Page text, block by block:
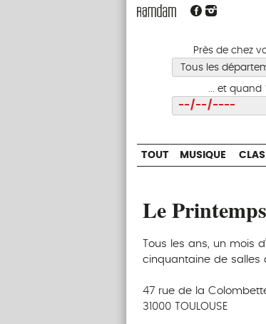
Près de chez
... et quand
TOUT MUSIQUE
Le
Tous les ans, un mois
cinquantaine de salles
47 rue de la
31000 TOULOUSE